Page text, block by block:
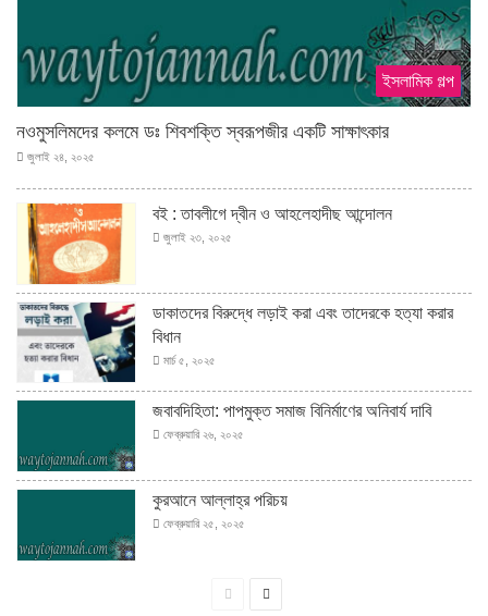
ইসলামিক গল্প
নওমুসলিমদের কলমে ডঃ শিবশক্তি স্বরূপজীর একটি সাক্ষাৎকার
জুলাই ২৪, ২০২৫
বই : তাবলীগে দ্বীন ও আহলেহাদীছ আন্দোলন
জুলাই ২৩, ২০২৫
ডাকাতদের বিরুদ্ধে লড়াই করা এবং তাদেরকে হত্যা করার
বিধান
মার্চ ৫, ২০২৫
জবাবদিহিতা: পাপমুক্ত সমাজ বিনির্মাণের অনিবার্য দাবি
ফেব্রুয়ারি ২৬, ২০২৫
কুরআনে আল্লাহ্‌র পরিচয়
ফেব্রুয়ারি ২৫, ২০২৫
পূর্বের পরবর্তী